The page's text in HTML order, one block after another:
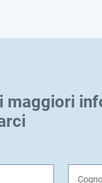
maggiori